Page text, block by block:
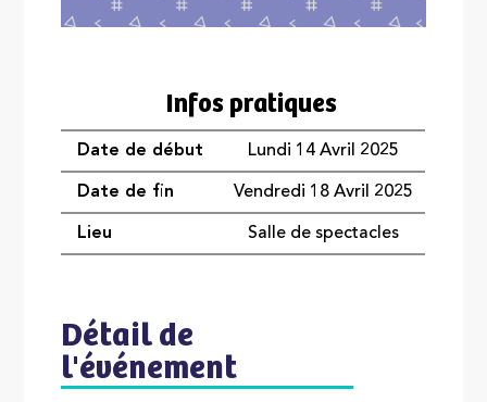
Infos pratiques
Date de début Lundi 14 Avril 2025
Date de fin Vendredi 18 Avril 2025
Lieu Salle de spectacles
Détail de
l'événement